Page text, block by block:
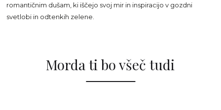
romantičnim dušam, ki iščejo svoj mir in inspiracijo v gozdni
svetlobi in odtenkih zelene.
Morda ti bo všeč tudi